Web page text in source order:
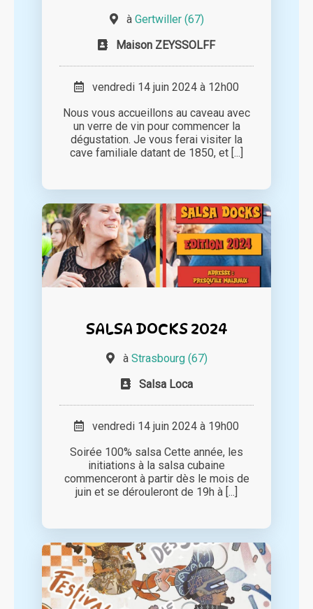
à Gertwiller (67)
Maison ZEYSSOLFF
vendredi 14 juin 2024 à 12h00
Nous vous accueillons au caveau avec
un verre de vin pour commencer la
dégustation. Je vous ferai visiter la
cave familiale datant de 1850, et [...]
SALSA DOCKS 2024
à Strasbourg (67)
Salsa Loca
vendredi 14 juin 2024 à 19h00
Soirée 100% salsa Cette année, les
initiations à la salsa cubaine
commenceront à partir dès le mois de
juin et se dérouleront de 19h à [...]